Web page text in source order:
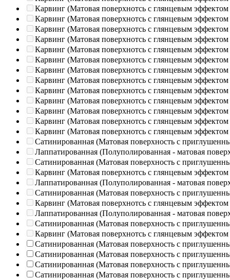
Карвинг (Матовая поверхнотсь с глянцевым эффектом
Карвинг (Матовая поверхнотсь с глянцевым эффектом
Карвинг (Матовая поверхнотсь с глянцевым эффектом
Карвинг (Матовая поверхнотсь с глянцевым эффектом
Карвинг (Матовая поверхнотсь с глянцевым эффектом
Карвинг (Матовая поверхнотсь с глянцевым эффектом
Карвинг (Матовая поверхнотсь с глянцевым эффектом
Карвинг (Матовая поверхнотсь с глянцевым эффектом
Карвинг (Матовая поверхнотсь с глянцевым эффектом
Карвинг (Матовая поверхнотсь с глянцевым эффектом
Карвинг (Матовая поверхнотсь с глянцевым эффектом
Карвинг (Матовая поверхнотсь с глянцевым эффектом
Карвинг (Матовая поверхнотсь с глянцевым эффектом
Сатинированная (Матовая поверхность с
Лаппатированная (Полуполированная - матовая
Сатинированная (Матовая поверхность с
Карвинг (Матовая поверхнотсь с глянцевым эффектом
Лаппатированная (Полуполированная - матовая
Сатинированная (Матовая поверхность с
Карвинг (Матовая поверхнотсь с глянцевым эффектом
Лаппатированная (Полуполированная - матовая
Сатинированная (Матовая поверхность с
Карвинг (Матовая поверхнотсь с глянцевым эффектом
Сатинированная (Матовая поверхность с
Сатинированная (Матовая поверхность с
Сатинированная (Матовая поверхность с
Сатинированная (Матовая поверхность с